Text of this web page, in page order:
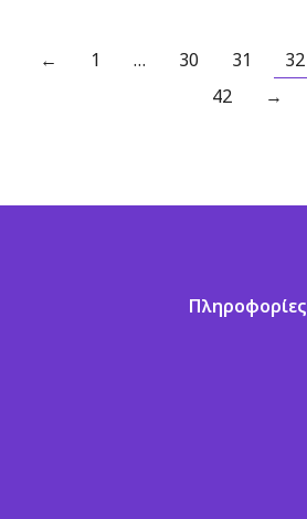
← 1 … 30 31 32
42
→
Πληροφορίες